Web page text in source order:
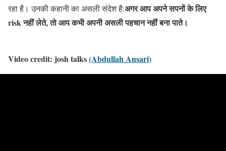
रहा है। उनकी कहानी का असली संदेश है:अगर आप अपने सपनों के लिए
risk नहीं लेते, तो आप कभी अपनी असली पहचान नहीं बना पाते।
Video credit: josh talks(Abdullah Ansari)